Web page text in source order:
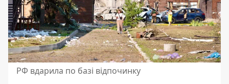
РФ вдарила по базі відпочинку